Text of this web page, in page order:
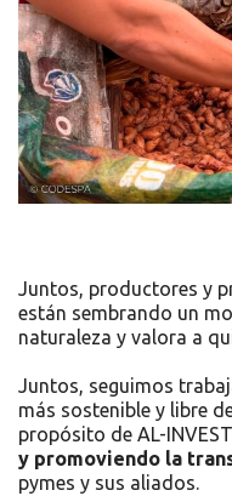
Juntos, productores y
están sembrando un
naturaleza y valora a
Juntos, seguimos
más sostenible y libre
propósito de AL-
y promoviendo la
pymes y sus aliados.